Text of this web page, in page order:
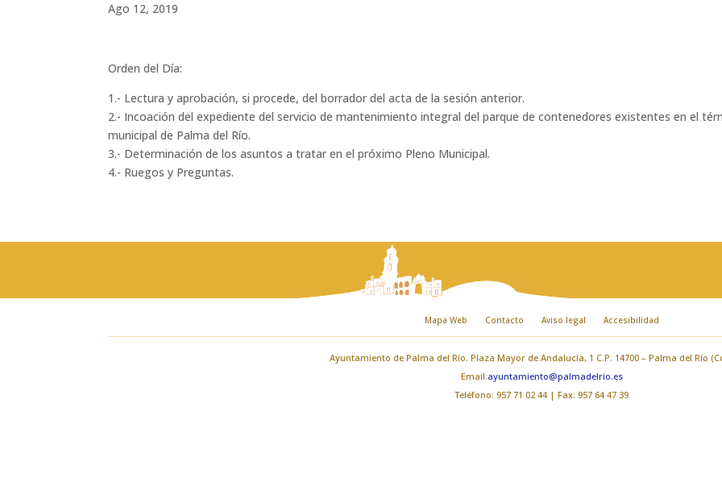
Ago 12, 2019
Orden del Día:
1.- Lectura y aprobación, si procede, del borrador del acta de la sesión anterior.
2.- Incoación del expediente del servicio de mantenimiento integral del parque de contenedores existentes en el
municipal de Palma del Río.
3.- Determinación de los asuntos a tratar en el próximo Pleno Municipal.
4.- Ruegos y Preguntas.
Mapa Web Contacto Aviso legal Accesibilidad
Ayuntamiento de Palma del Río. Plaza Mayor de Andalucía, 1 C.P: 14700 – Palma del Río
Email:ayuntamiento@palmadelrio.es
Teléfono: 957 71 02 44 | Fax: 957 64 47 39